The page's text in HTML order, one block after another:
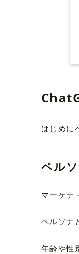
はじめに
ペル
マーケテ
ペルソナ
年齢や性